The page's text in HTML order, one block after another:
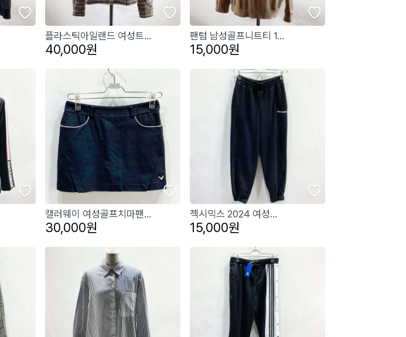
플라스틱아일랜드 여성트...
40,000원
팬텀 남성골프니트티 1...
15,000원
캘러웨이 여성골프치마팬...
30,000원
젝시믹스 2024 여성...
15,000원